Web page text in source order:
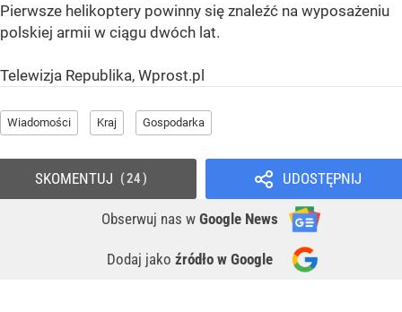
Pierwsze helikoptery powinny się znaleźć na wyposażeniu
polskiej armii w ciągu dwóch lat.
Telewizja Republika, Wprost.pl
Wiadomości Kraj Gospodarka
UDOSTĘPNIJ
Obserwuj nas w Google News
Dodaj jako źródło w Google
SKOMENTUJ 24